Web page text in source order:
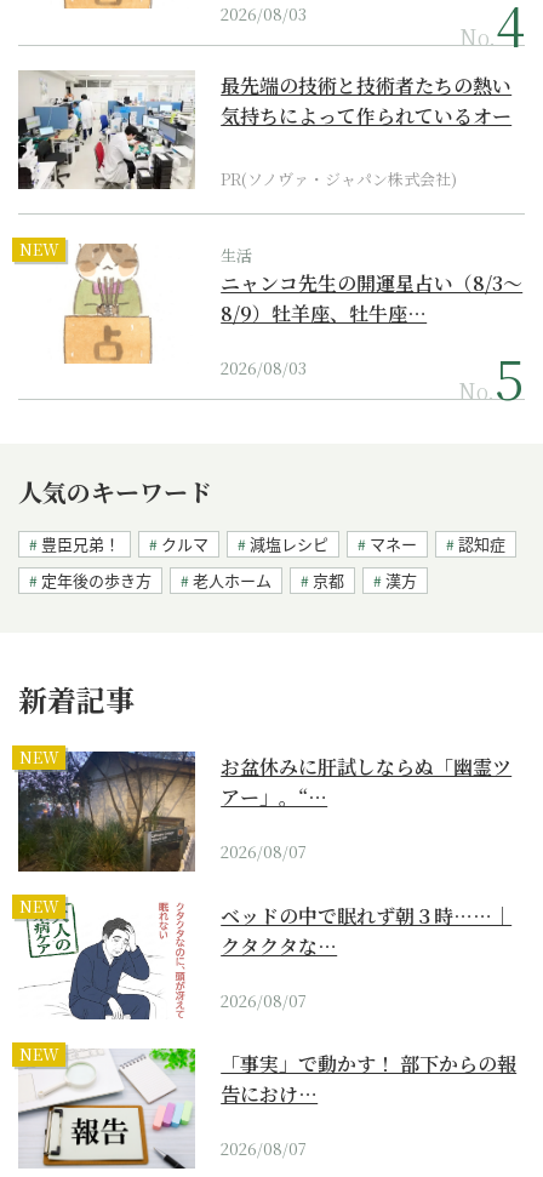
2026/08/03
No.
最先端の技術と技術者たちの熱い
気持ちによって作られているオー
PR(ソノヴァ・ジャパン株式会社)
NEW 生活
ニャンコ先生の開運星占い（8/3～
8/9）牡羊座、牡牛座…
2026/08/03
No.
人気のキーワード
豊臣兄弟！ クルマ 減塩レシピ マネー
認知症
定年後の歩き方
老人ホーム 京都 漢方
新着記事
NEW
お盆休みに肝試しならぬ「幽霊ツ
アー」。“…
2026/08/07
NEW
ベッドの中で眠れず朝３時……｜
クタクタな…
2026/08/07
NEW
「事実」で動かす！ 部下からの報
告におけ…
2026/08/07